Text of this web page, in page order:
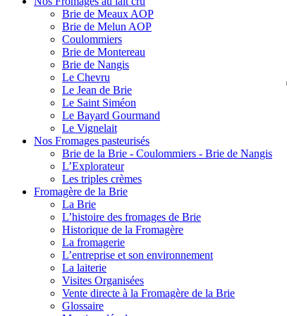
Brie de Meaux AOP
Brie de Melun AOP
Coulommiers
Brie de Montereau
Brie de Nangis
Le Chevru
Le Jean de Brie
Le Saint Siméon
Le Bayard Gourmand
Le Vignelait
Nos Fromages pasteurisés
Brie de la Brie - Coulommiers - Brie de Nangis
L’Explorateur
Les triples crèmes
Fromagère de la Brie
La Brie
L’histoire des fromages de Brie
Historique de la Fromagère
La fromagerie
L’entreprise et son environnement
La laiterie
Visites Organisées
Vente directe à la Fromagère de la Brie
Glossaire